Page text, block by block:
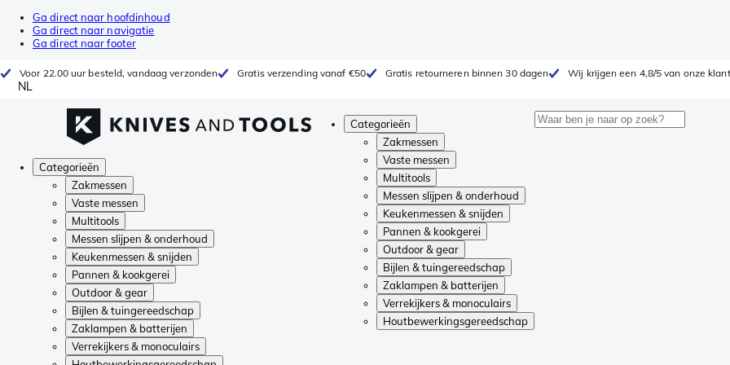
Ga direct naar hoofdinhoud
Ga direct naar navigatie
Ga direct naar footer
Voor 22.00 uur besteld, vandaag verzonden Gratis verzending vanaf €50 Gratis retourneren binnen 30 dagen Wij krijgen een 4,8/5 van onze
NL
Categorieën
Zakmessen
Vaste messen
Multitools
Messen slijpen & onderhoud
Keukenmessen & snijden
Pannen & kookgerei
Outdoor & gear
Bijlen & tuingereedschap
Zaklampen & batterijen
Verrekijkers & monoculairs
Houtbewerkingsgereedschap
Categorieën
Zakmessen
Vaste messen
Multitools
Messen slijpen & onderhoud
Keukenmessen & snijden
Pannen & kookgerei
Outdoor & gear
Bijlen & tuingereedschap
Zaklampen & batterijen
Verrekijkers & monoculairs